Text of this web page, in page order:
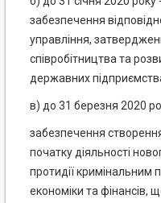
забезпечення
управління,
співробітництва та
державних
в) до 31 березня 2020
забезпечення
початку діяльності
протидії кримінальним
економіки та фінансів,